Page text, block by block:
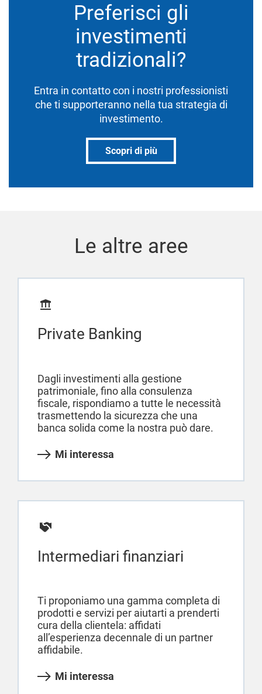
Preferisci gli
investimenti
tradizionali?
Entra in contatto con i nostri professionisti
che ti supporteranno nella tua strategia di
investimento.
Scopri di più
Le altre aree
Private Banking
Dagli investimenti alla gestione
patrimoniale, fino alla consulenza
fiscale, rispondiamo a tutte le necessità
trasmettendo la sicurezza che una
banca solida come la nostra può dare.
Mi interessa
Intermediari finanziari
Ti proponiamo una gamma completa di
prodotti e servizi per aiutarti a prenderti
cura della clientela: affidati
all’esperienza decennale di un partner
affidabile.
Mi interessa